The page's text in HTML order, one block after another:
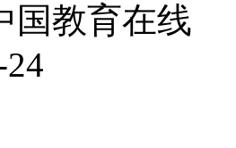
国教育在线